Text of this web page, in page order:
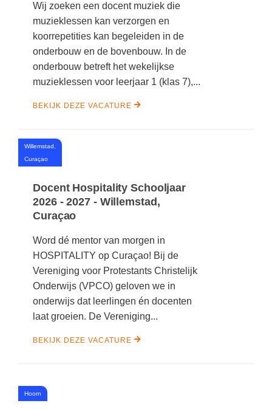
Wij zoeken een docent muziek die
muzieklessen kan verzorgen en
koorrepetities kan begeleiden in de
onderbouw en de bovenbouw. In de
onderbouw betreft het wekelijkse
muzieklessen voor leerjaar 1 (klas 7),...
BEKIJK DEZE VACATURE
Willemstad,
Curaçao
Docent Hospitality Schooljaar
2026 - 2027 - Willemstad,
Curaçao
Word dé mentor van morgen in
HOSPITALITY op Curaçao! Bij de
Vereniging voor Protestants Christelijk
Onderwijs (VPCO) geloven we in
onderwijs dat leerlingen én docenten
laat groeien. De Vereniging...
BEKIJK DEZE VACATURE
Hoorn